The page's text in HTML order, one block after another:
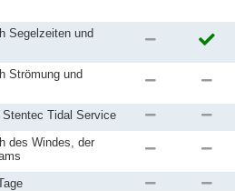
Segelzeiten und
Strömung und
Tidal Service
des Windes, der